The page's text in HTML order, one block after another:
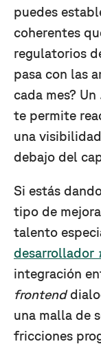
puedes
coherentes
regulatorios
pasa con las
cada mes? Un
te permite
una
debajo del
Si estás
tipo de
talento
desarrollador
integración
frontend
una malla de
fricciones